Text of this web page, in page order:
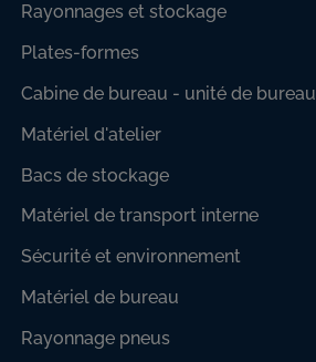
Rayonnages et stockage
Plates-formes
Cabine de bureau - unité de bureau
Matériel d'atelier
Bacs de stockage
Matériel de transport interne
Sécurité et environnement
Matériel de bureau
Rayonnage pneus